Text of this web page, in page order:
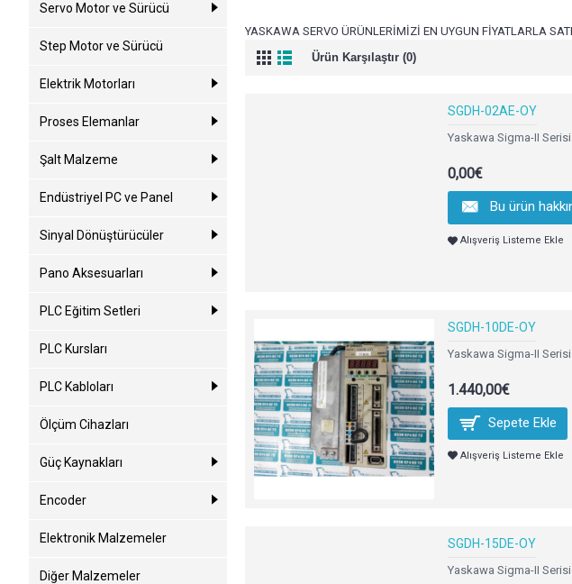
Servo Motor ve Sürücü
Step Motor ve Sürücü
Elektrik Motorları
Proses Elemanlar
Şalt Malzeme
Endüstriyel PC ve Panel
Sinyal Dönüştürücüler
Pano Aksesuarları
PLC Eğitim Setleri
PLC Kursları
PLC Kabloları
Ölçüm Cihazları
Güç Kaynakları
Encoder
Elektronik Malzemeler
Diğer Malzemeler
YASKAWA SERVO ÜRÜNLERİMİZİ EN UYGUN FİYATLARLA
Ürün Karşılaştır (0)
SGDH-02AE-OY
Yaskawa Sigma-II
0,00€
Bu ürün
Alışveriş Listeme Ekle
SGDH-10DE-OY
Yaskawa Sigma-II
1.440,00€
Sepete Ekle
Alışveriş Listeme Ekle
SGDH-15DE-OY
Yaskawa Sigma-II